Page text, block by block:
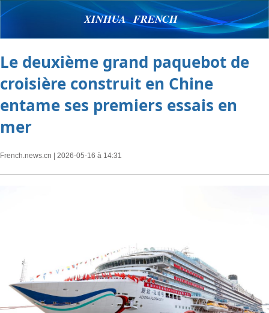
XINHUA FRENCH
Le deuxième grand paquebot de
croisière construit en Chine
entame ses premiers essais en
mer
French.news.cn | 2026-05-16 à 14:31